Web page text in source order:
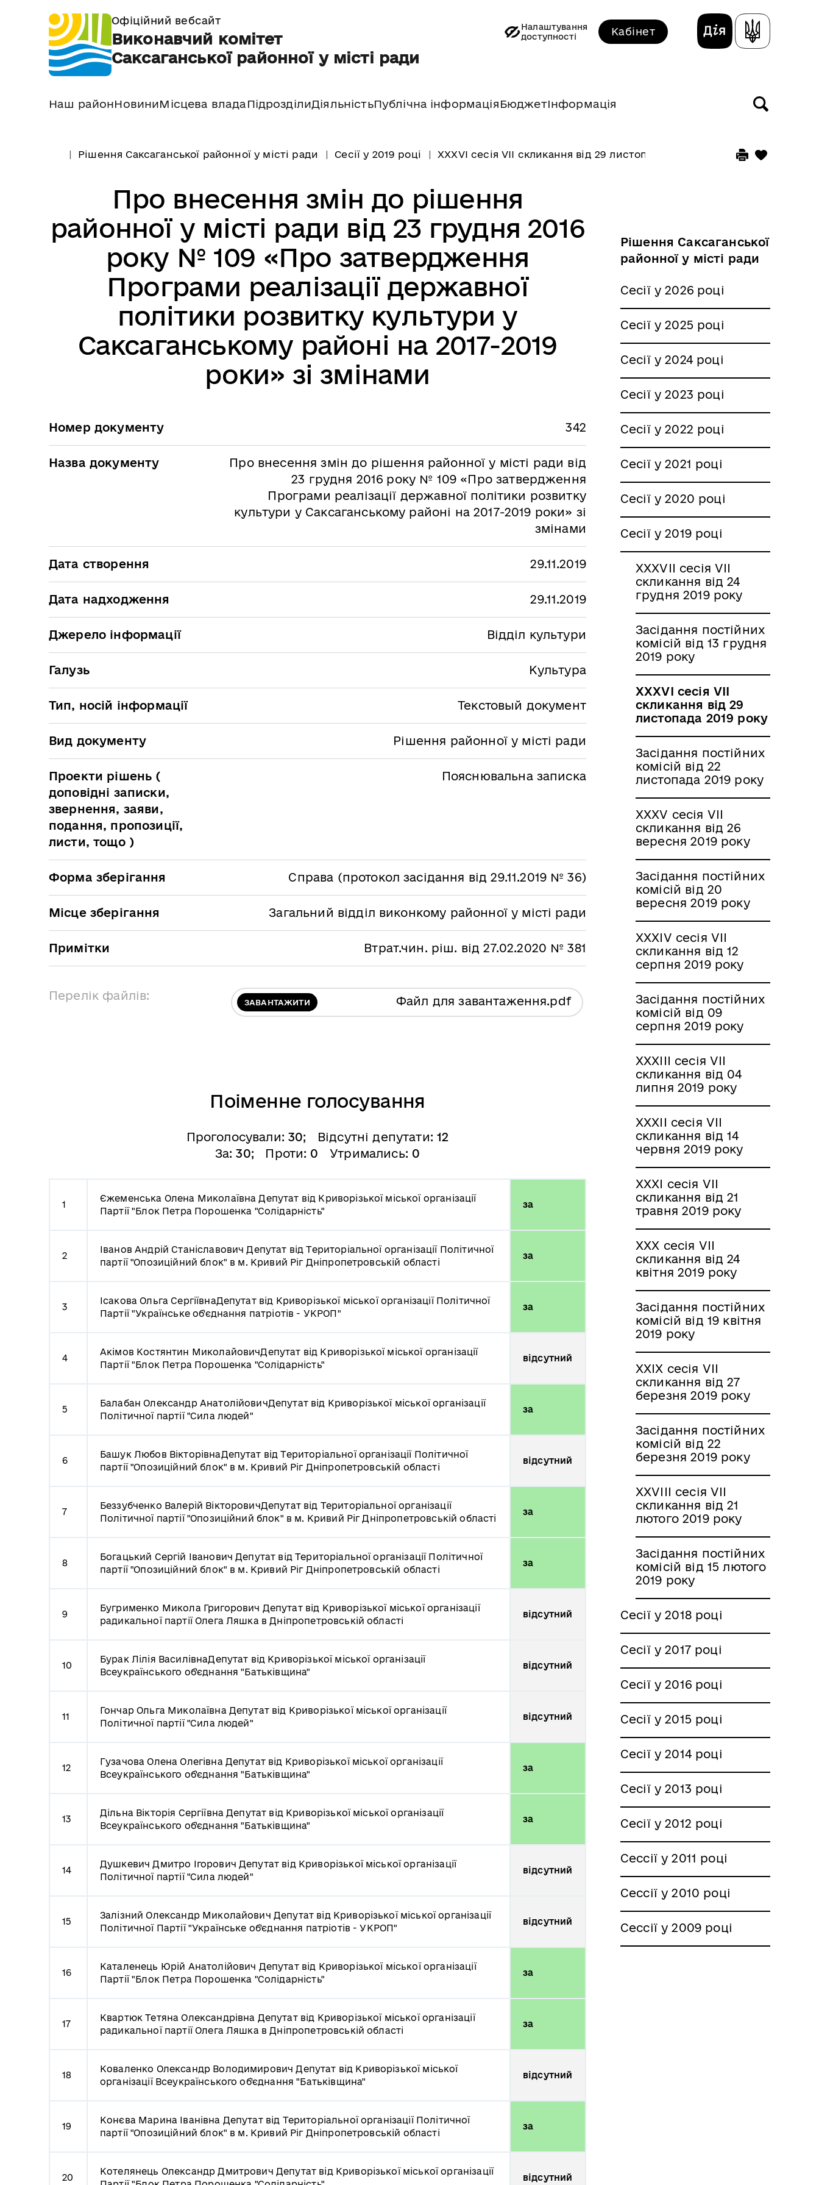
Офіційний вебсайт
Виконавчий комітет
Саксаганської районної у місті ради
Налаштування
доступності
Кабінет
Наш районНовиниМісцева влада ПідрозділиДіяльністьПублічна інформація БюджетІнформація
Рішення Саксаганської районної у місті ради Сесії у 2019 році ХХХVI сесія VII скликання від 29 листопада 2019 року
Про внесення змін до рішення
районної у місті ради від 23 грудня 2016
року № 109 «Про затвердження
Програми реалізації державної
політики розвитку культури у
Саксаганському районі на 2017-2019
роки» зі змінами
Номер документу 342
Назва документу
Про внесення змін до рішення районної у місті ради від
23 грудня 2016 року № 109 «Про затвердження
Програми реалізації державної політики розвитку
культури у Саксаганському районі на 2017-2019 роки» зі
змінами
Дата створення 29.11.2019
Дата надходження 29.11.2019
Джерело інформації Відділ культури
Галузь Культура
Тип, носій інформації Текстовый документ
Вид документу Рішення районної у місті ради
Проекти рішень (
доповідні записки,
звернення, заяви,
подання, пропозиції,
листи, тощо )
Пояснювальна записка
Форма зберігання Справа (протокол засідання від 29.11.2019 № 36)
Місце зберігання Загальний відділ виконкому районної у місті ради
Примітки Втрат.чин. ріш. від 27.02.2020 № 381
Перелік файлів: ЗАВАНТАЖИТИ Файл для завантаження.pdf
Поіменне голосування
Проголосували:30; Відсутні депутати:12
За:30; Проти: 0 Утримались: 0
1
Єжеменська Олена МиколаївнаДепутат від Криворізької міської організації
Партії "Блок Петра Порошенка "Солідарність"
за
2
Іванов Андрій СтаніславовичДепутат від Територіальної організації Політичної
партії "Опозиційний блок" в м. Кривий Ріг Дніпропетровській області
за
3
Ісакова Ольга СергіївнаДепутат від Криворізької міської організації Політичної
Партії "Українське об'єднання патріотів - УКРОП"
за
4
Акімов Костянтин МиколайовичДепутат від Криворізької міської організації
Партії "Блок Петра Порошенка "Солідарність"
відсутний
5
Балабан Олександр АнатолійовичДепутат від Криворізької міської організації
Політичної партії "Сила людей"
за
6
Башук Любов ВікторівнаДепутат від Територіальної організації Політичної
партії "Опозиційний блок" в м. Кривий Ріг Дніпропетровській області
відсутний
7
Беззубченко Валерій ВікторовичДепутат від Територіальної організації
Політичної партії "Опозиційний блок" в м. Кривий Ріг Дніпропетровській області
за
8
Богацький Сергій ІвановичДепутат від Територіальної організації Політичної
партії "Опозиційний блок" в м. Кривий Ріг Дніпропетровській області
за
9
Бугрименко Микола Григорович Депутат від Криворізької міської організації
радикальної партії Олега Ляшка в Дніпропетровській області
відсутний
10
Бурак Лілія ВасилівнаДепутат від Криворізької міської організації
Всеукраїнського об'єднання "Батьківщина"
відсутний
11
Гончар Ольга Миколаївна Депутат від Криворізької міської організації
Політичної партії "Сила людей"
відсутний
12
Гузачова Олена Олегівна Депутат від Криворізької міської організації
Всеукраїнського об'єднання "Батьківщина"
за
13
Дільна Вікторія СергіївнаДепутат від Криворізької міської організації
Всеукраїнського об'єднання "Батьківщина"
за
14
Душкевич Дмитро ІгоровичДепутат від Криворізької міської організації
Політичної партії "Сила людей"
відсутний
15
Залізний Олександр Миколайович Депутат від Криворізької міської організації
Політичної Партії "Українське об'єднання патріотів - УКРОП"
відсутний
16
Каталенець Юрій Анатолійович Депутат від Криворізької міської організації
Партії "Блок Петра Порошенка "Солідарність"
за
17
Квартюк Тетяна Олександрівна Депутат від Криворізької міської організації
радикальної партії Олега Ляшка в Дніпропетровській області
за
18
Коваленко Олександр ВолодимировичДепутат від Криворізької міської
організації Всеукраїнського об'єднання "Батьківщина"
відсутний
19
Конєва Марина Іванівна Депутат від Територіальної організації Політичної
партії "Опозиційний блок" в м. Кривий Ріг Дніпропетровській області
за
20
Котелянець Олександр Дмитрович Депутат від Криворізької міської організації
відсутний
Рішення Саксаганської
районної у місті ради
Сесії у 2026 році
Сесії у 2025 році
Сесії у 2024 році
Сесії у 2023 році
Сесії у 2022 році
Сесії у 2021 році
Сесії у 2020 році
Сесії у 2019 році
ХХХVII сесія VII
скликання від 24
грудня 2019 року
Засідання постійних
комісій від 13 грудня
2019 року
ХХХVI сесія VII
скликання від 29
листопада 2019 року
Засідання постійних
комісій від 22
листопада 2019 року
ХХХV сесія VII
скликання від 26
вересня 2019 року
Засідання постійних
комісій від 20
вересня 2019 року
XXXІV сесія VII
скликання від 12
серпня 2019 року
Засідання постійних
комісій від 09
серпня 2019 року
XXXІІI сесія VII
скликання від 04
липня 2019 року
XXXІI сесія VII
скликання від 14
червня 2019 року
XXXІ сесія VII
скликання від 21
травня 2019 року
XXX сесія VII
скликання від 24
квітня 2019 року
Засідання постійних
комісій від 19 квітня
2019 року
XXIX сесія VII
скликання від 27
березня 2019 року
Засідання постійних
комісій від 22
березня 2019 року
XXVIII сесія VII
скликання від 21
лютого 2019 року
Засідання постійних
комісій від 15 лютого
2019 року
Сесії у 2018 році
Сесії у 2017 році
Сесії у 2016 році
Сесії у 2015 році
Сесії у 2014 році
Сесії у 2013 році
Сесії у 2012 році
Сессії у 2011 році
Сессії у 2010 році
Сессії у 2009 році